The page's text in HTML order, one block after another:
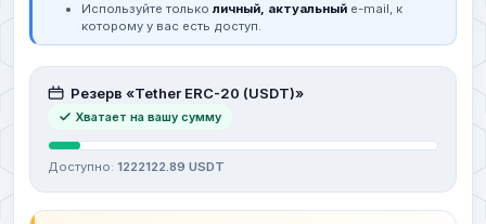
Используйте тольколичный, актуальный e-mail, к
которому у вас есть доступ.
Резерв «Tether ERC-20 (USDT)»
Хватает на вашу сумму
Доступно: 1222122.89 USDT